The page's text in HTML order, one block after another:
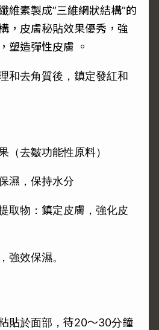
維素製成”三維網狀結構”的
，皮膚秘貼效果優秀，強
塑造彈性皮膚 。
和去角質後，鎮定發紅和
（去皺功能性原料）
濕，保持水分
取物：鎮定皮膚，強化皮
強效保濕。
貼於面部，待20～30分鐘